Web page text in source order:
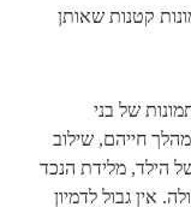
קטנות שאותן
של בני
חייהם, שילוב
הילד, מלידת הנכד
אין גבול לדמיון